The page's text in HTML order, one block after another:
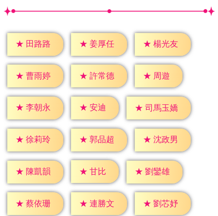
★ 田路路 ★ 姜厚任 ★ 楊光友
★ 曹雨婷 ★ 許常德 ★ 周遊
★ 李朝永 ★ 安迪 ★ 司馬玉嬌
★ 徐莉玲 ★ 郭品超 ★ 沈政男
★ 陳凱韻 ★ 甘比 ★ 劉鑾雄
★ 蔡依珊 ★ 連勝文 ★ 劉芯妤